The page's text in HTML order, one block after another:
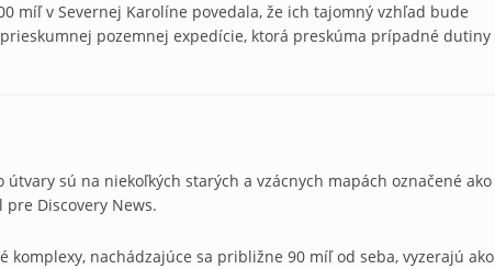
míľ v Severnej Karolíne povedala, že ich tajomný vzhľad bude
pozemnej expedície, ktorá preskúma prípadné dutiny
útvary sú na niekoľkých starých a vzácnych mapách označené ako
pre Discovery News.
komplexy, nachádzajúce sa približne 90 míľ od seba, vyzerajú ako